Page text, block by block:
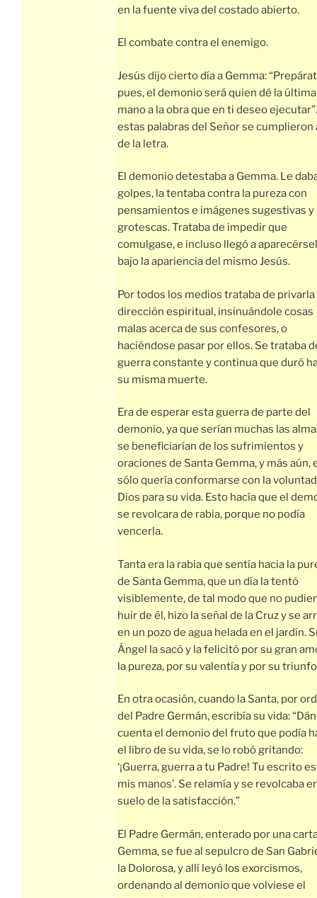
en la fuente viva del costado abierto.
El combate contra el enemigo.
Jesús dijo cierto día a Gemma:
pues, el demonio será quien dé la última
mano a la obra que en ti deseo
estas palabras del Señor se cumplieron
de la letra.
El demonio detestaba a Gemma. Le
golpes, la tentaba contra la pureza con
pensamientos e imágenes sugestivas y
grotescas. Trataba de impedir que
comulgase, e incluso llegó a
bajo la apariencia del mismo Jesús.
Por todos los medios trataba de privarla
dirección espiritual, insinuándole cosas
malas acerca de sus confesores, o
haciéndose pasar por ellos. Se trataba
guerra constante y continua que duró
su misma muerte.
Era de esperar esta guerra de parte del
demonio, ya que serían muchas las
se beneficiarían de los sufrimientos y
oraciones de Santa Gemma, y más aún,
sólo quería conformarse con la
Dios para su vida. Esto hacía que el
se revolcara de rabia, porque no podía
vencerla.
Tanta era la rabia que sentía hacia la
de Santa Gemma, que un día la tentó
visiblemente, de tal modo que no
huir de él, hizo la señal de la Cruz y se
en un pozo de agua helada en el jardín.
Ángel la sacó y la felicitó por su gran
la pureza, por su valentía y por su
En otra ocasión, cuando la Santa, por
del Padre Germán, escribía su vida:
cuenta el demonio del fruto que podía
el libro de su vida, se lo robó gritando:
‘¡Guerra, guerra a tu Padre! Tu escrito
mis manos’. Se relamía y se revolcaba
suelo de la satisfacción.”
El Padre Germán, enterado por una
Gemma, se fue al sepulcro de San
la Dolorosa, y allí leyó los exorcismos,
ordenando al demonio que volviese el